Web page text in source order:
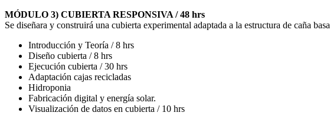
MÓDULO 3) CUBIERTA RESPONSIVA / 48 hrs
Se diseñara y construirá una cubierta experimental adaptada a la estructura de caña
Introducción y Teoría / 8 hrs
Diseño cubierta / 8 hrs
Ejecución cubierta / 30 hrs
Adaptación cajas recicladas
Hidroponia
Fabricación digital y energía solar.
Visualización de datos en cubierta / 10 hrs